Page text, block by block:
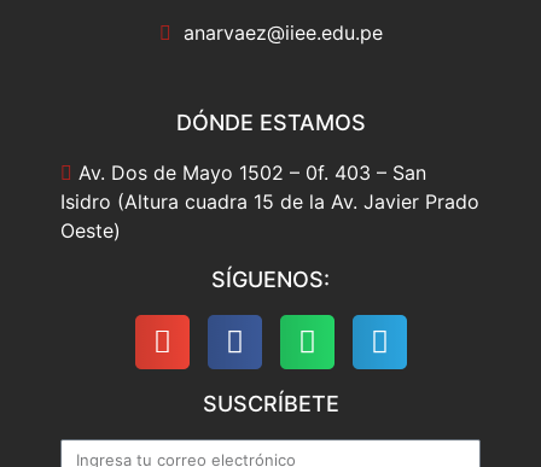
anarvaez@iiee.edu.pe
DÓNDE ESTAMOS
Av. Dos de Mayo 1502 – 0f. 403 – San
Isidro (Altura cuadra 15 de la Av. Javier Prado
Oeste)
SÍGUENOS:
SUSCRÍBETE